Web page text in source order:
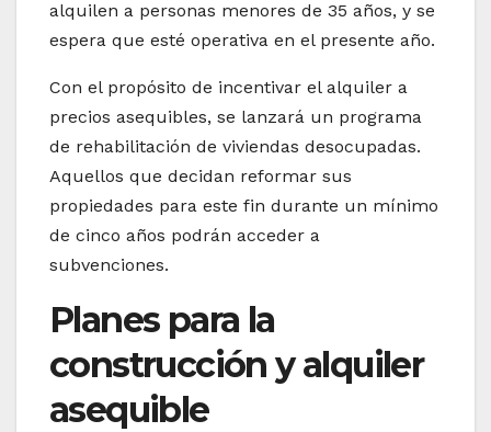
alquilen a personas menores de 35 años, y se
espera que esté operativa en el presente año.
Con el propósito de incentivar el alquiler a
precios asequibles, se lanzará un programa
de rehabilitación de viviendas desocupadas.
Aquellos que decidan reformar sus
propiedades para este fin durante un mínimo
de cinco años podrán acceder a
subvenciones.
Planes para la
construcción y alquiler
asequible